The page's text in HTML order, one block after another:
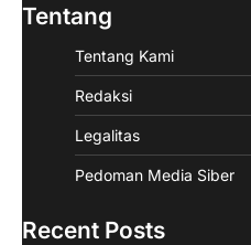
Tentang
Tentang Kami
Redaksi
Legalitas
Pedoman Media Siber
Recent Posts